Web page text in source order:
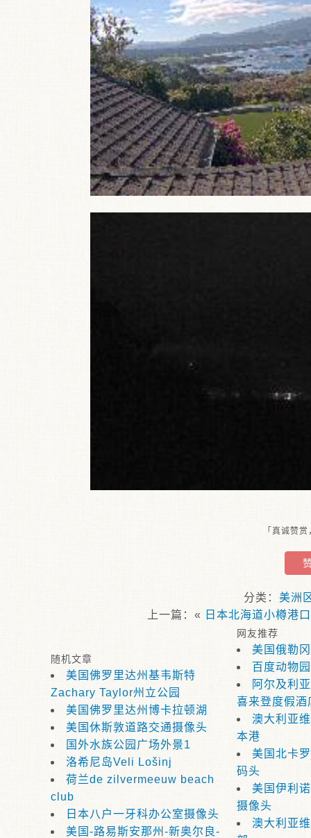
「真诚赞
分类： 美洲
上一篇：« 日本北海道小樽港口
随机文章
美国佛罗里达州基韦斯特
Zachary Taylor州立公园
美国佛罗里达州博卡拉顿湖
美国休斯敦道路交通摄像头
国外水族公园广场外景1
洛希尼岛Veli Lošinj
荷兰de zilvermeeuw beach
club
日本八户一牙科办公室摄像头
美国-路易斯安那州-新奥尔良-
网友推荐
美国俄勒
百度动物
阿尔及利
喜来登度假酒
澳大利亚
本港
美国北卡
码头
美国伊利
摄像头
澳大利亚